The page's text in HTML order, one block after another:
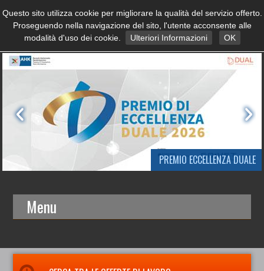
PREMIO ECCELLENZA DUALE
Menu
Questo sito utilizza cookie per migliorare la qualità del servizio offerto.
Proseguendo nella navigazione del sito, l'utente acconsente alle
modalità d'uso dei cookie.
Ulteriori Informazioni OK